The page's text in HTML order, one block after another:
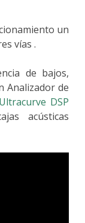
un
vías .
de bajos,
Analizador de
DSP
acústicas